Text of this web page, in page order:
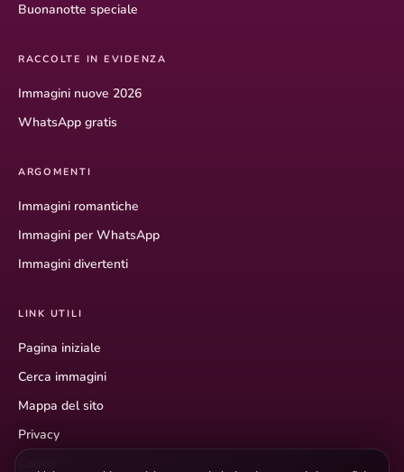
Buonanotte speciale
RACCOLTE IN EVIDENZA
Immagini nuove 2026
WhatsApp gratis
ARGOMENTI
Immagini romantiche
Immagini per WhatsApp
Immagini divertenti
LINK UTILI
Pagina iniziale
Cerca immagini
Mappa del sito
Privacy